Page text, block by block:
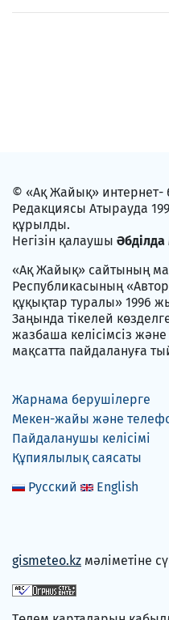
© «Ақ Жайық»
Редакциясы Атырауда
құрылды.
Негізін қалаушы
«Ақ Жайық» сайтының
Республикасының
құқықтар туралы» 1996
Заңында тікелей
жазбаша келісімсіз
мақсатта пайдалануға
Жарнама берушілерге
Мекен-жайы және
Пайдаланушы келісімі
Құпиялылық саясаты
Русский
English
gismeteo.kz мәліметіне